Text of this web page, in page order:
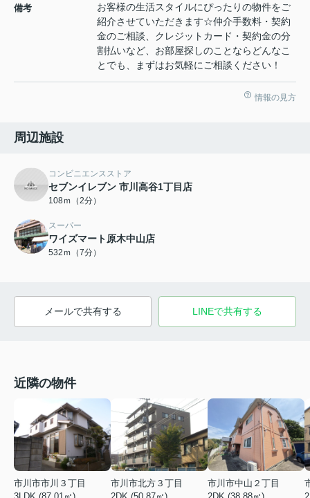
備考
お客様の生活スタイルにぴったりの物件をご
紹介させていただきます☆仲介手数料・契約
金のご相談、クレジットカード・契約金の分
割払いなど、お部屋探しのことならどんなこ
とでも、まずはお気軽にご相談ください！
情報の見方
周辺施設
コンビニエンスストア
セブンイレブン 市川高谷1丁目店
108ｍ（2分）
スーパー
ワイズマート原木中山店
532ｍ（7分）
メールで共有する LINEで共有する
近隣の物件
市川市市川３丁目
市川市北方３丁目
市川市中山２丁目